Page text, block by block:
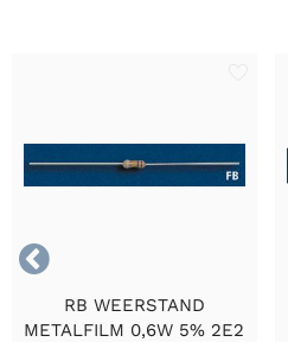

RB WEERSTAND
METALFILM 0,6W 5% 2E2